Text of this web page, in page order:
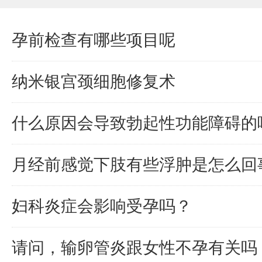
孕前检查有哪些项目呢
纳米银宫颈细胞修复术
什么原因会导致勃起性功能障碍的
月经前感觉下肢有些浮肿是怎么回
妇科炎症会影响受孕吗？
请问，输卵管炎跟女性不孕有关吗